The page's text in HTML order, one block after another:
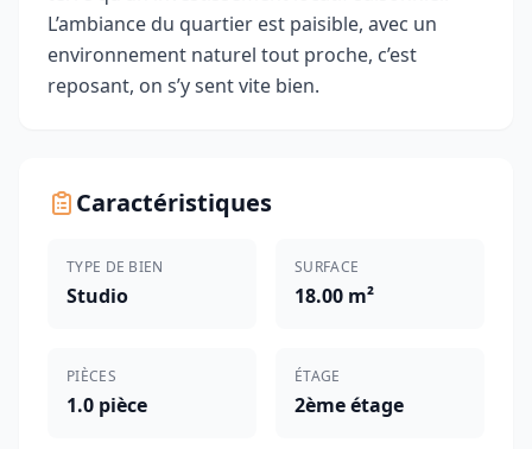
L’ambiance du quartier est paisible, avec un
environnement naturel tout proche, c’est
reposant, on s’y sent vite bien.
Caractéristiques
TYPE DE BIEN
Studio
SURFACE
18.00 m²
PIÈCES
1.0 pièce
ÉTAGE
2ème étage